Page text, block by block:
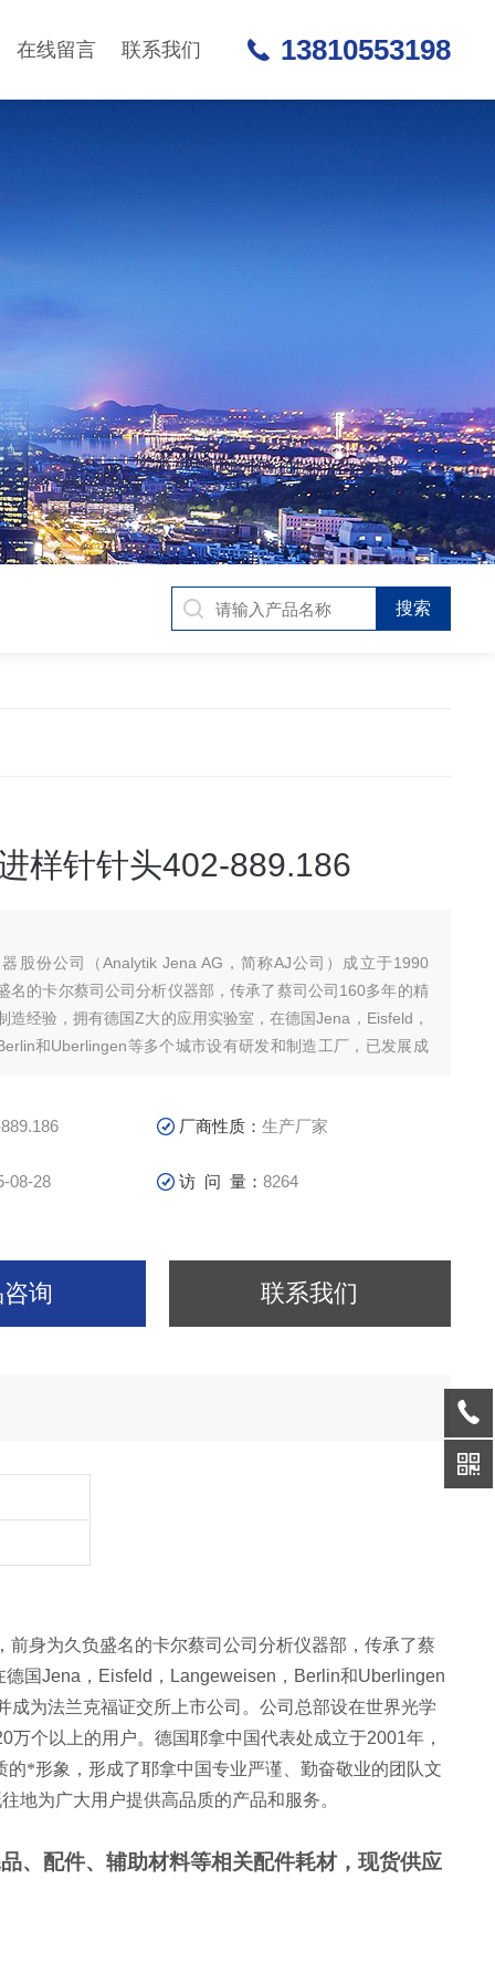
在线留言 联系我们 13810553198
样针针头402-889.186
股份公司（Analytik Jena AG，简称AJ公司）成立于1990
名的卡尔蔡司公司分析仪器部，传承了蔡司公司160多年的精
造经验，拥有德国Z大的应用实验室，在德国Jena，Eisfeld，
和Uberlingen等多个城市设有研发和制造工厂，已发展成
厂商性质：生产厂家
08-28 访 问 量：8264
询 联系我们
前身为久负盛名的卡尔蔡司公司分析仪器部，传承了蔡
德国Jena ， Eisfeld ， Langeweisen ， Berlin和Uberlingen
为法兰克福证交所上市公司。公司总部设在世界光学
万个以上的用户。德国耶拿中国代表处成立于2001年，
*形象，形成了耶拿中国专业严谨、勤奋敬业的团队文
地为广大用户提供高品质的产品和服务。
、配件、辅助材料等相关配件耗材，现货供应